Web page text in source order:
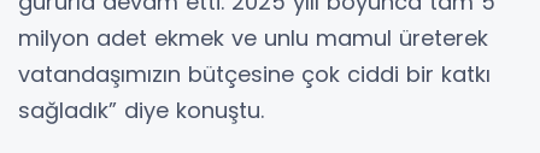
milyon adet ekmek ve unlu mamul üreterek
vatandaşımızın bütçesine çok ciddi bir katkı
sağladık” diye konuştu.